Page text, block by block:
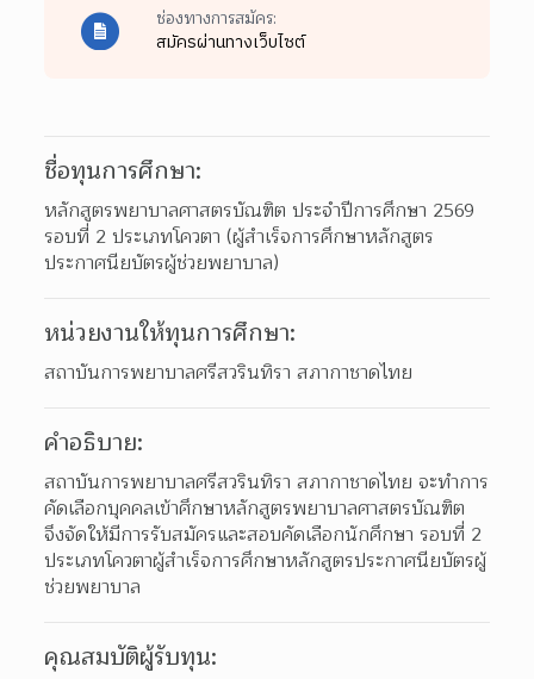
ช่องทางการสมัคร:
สมัครผ่านทางเว็บไซต์
ชื่อทุนการศึกษา:
หลักสูตรพยาบาลศาสตรบัณฑิต ประจำปีการศึกษา 2569
รอบที่ 2 ประเภทโควตา (ผู้สำเร็จการศึกษาหลักสูตร
ประกาศนียบัตรผู้ช่วยพยาบาล)
หน่วยงานให้ทุนการศึกษา:
สถาบันการพยาบาลศรีสวรินทิรา สภากาชาดไทย
คำอธิบาย:
สถาบันการพยาบาลศรีสวรินทิรา สภากาชาดไทย จะทำการ
คัดเลือกบุคคลเข้าศึกษาหลักสูตรพยาบาลศาสตรบัณฑิต
จึงจัดให้มีการรับสมัครและสอบคัดเลือกนักศึกษา รอบที่ 2
ประเภทโควตาผู้สำเร็จการศึกษาหลักสูตรประกาศนียบัตรผู้
ช่วยพยาบาล
คุณสมบัติผู้รับทุน: